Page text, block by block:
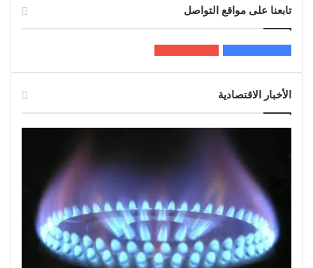
تابعنا على مواقع التواصل
الأخبار الاقتصادية